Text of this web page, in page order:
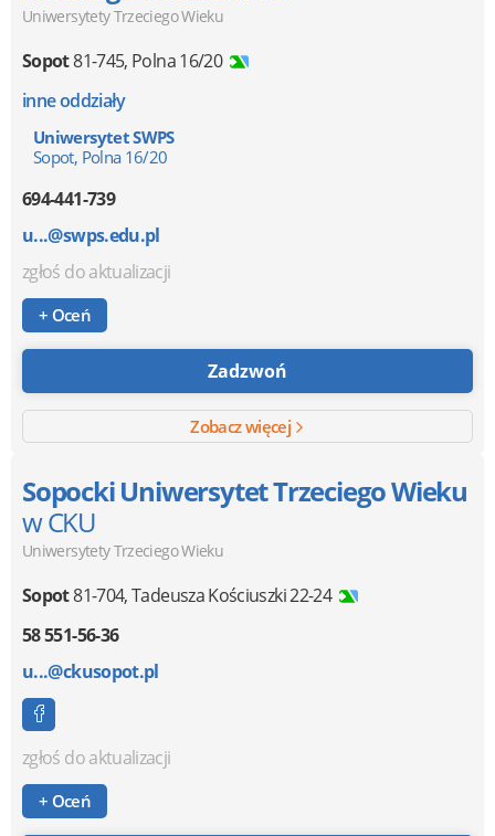
Uniwersytety Trzeciego Wieku
Sopot81-745, Polna 16/20
inne oddziały
Uniwersytet SWPS
Sopot, Polna 16/20
694-441-739
u...@swps.edu.pl
zgłoś do aktualizacji
+ Oceń
Zadzwoń
Zobacz więcej
Sopocki Uniwersytet Trzeciego Wieku
w CKU
Uniwersytety Trzeciego Wieku
Sopot81-704,Tadeusza Kościuszki 22-24
58 551-56-36
u...@ckusopot.pl
zgłoś do aktualizacji
+ Oceń